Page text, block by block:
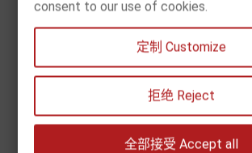
[现货] 北京的春节（于大武 老舍）
Prix11,90 €
 
consent to our use of cookies.
定制 Customize
拒绝 Reject
全部接受 Accept all